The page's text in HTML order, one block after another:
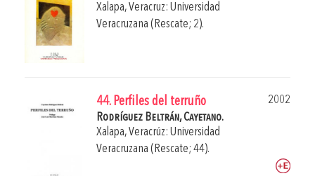
Xalapa, Veracruz: Universidad
Veracruzana (Rescate; 2).
44. Perfiles del terruño
2002
Rodríguez Beltrán, Cayetano.
Xalapa, Veracrúz: Universidad
Veracruzana (Rescate; 44).